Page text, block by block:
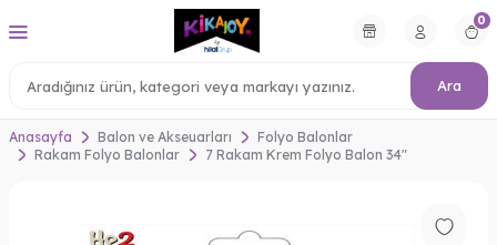
Ara
0
Anasayfa Balon ve Akseuarları
Folyo Balonlar
Rakam Folyo Balonlar
7 Rakam Krem Folyo Balon 34"